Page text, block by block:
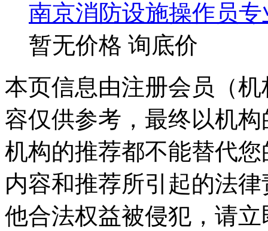
南京消防设施操作员
暂无价格 询底价
本页信息由注册会员（
容仅供参考，最终以机
机构的推荐都不能替代
内容和推荐所引起的法
他合法权益被侵犯，请